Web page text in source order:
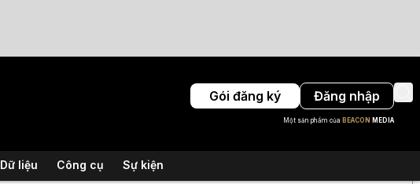
Gói đăng ký Đăng nhập
Một sản phẩm của BEACON MEDIA
Dữ liệu Công cụ Sự kiện